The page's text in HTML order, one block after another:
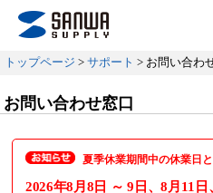
トップページ > サポート > お問い合わ
お問い合わせ窓口
夏季休業期間中の休業日
2026年8月8日 ～ 9日 、8月11日